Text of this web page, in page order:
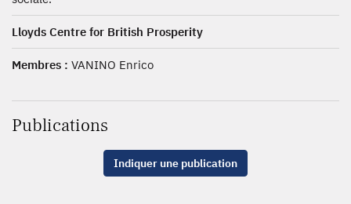
Lloyds Centre for British Prosperity
Membres : VANINO Enrico
Publications
Indiquer une publication